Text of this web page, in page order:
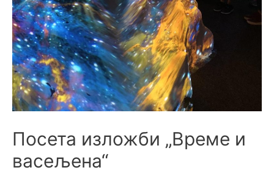
Посета изложби „Време и
васељена“